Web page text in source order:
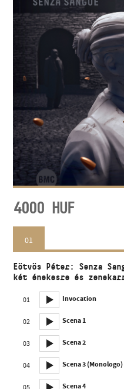
4000 HUF
01
Eötvös Péter: Senza
két énekesre és
01 Invocation
02 Scena 1
03 Scena 2
04 Scena 3 (Monologo)
05 Scena 4